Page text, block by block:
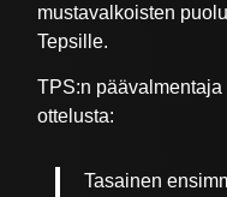
mustavalkoisten
Tepsille.
TPS:n
ottelusta:
Tasainen